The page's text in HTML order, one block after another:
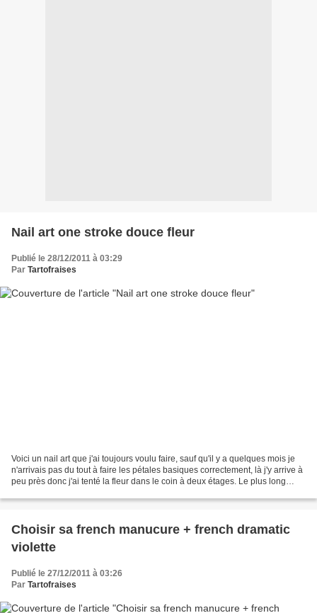
Nail art one stroke douce fleur
Publié le 28/12/2011 à 03:29
Par Tartofraises
Voici un nail art que j'ai toujours voulu faire, sauf qu'il y a quelques mois je
n'arrivais pas du tout à faire les pétales basiques correctement, là j'y arrive à
peu près donc j'ai tenté la fleur dans le coin à deux étages. Le plus long
Choisir sa french manucure + french dramatic
violette
Publié le 27/12/2011 à 03:26
Par Tartofraises